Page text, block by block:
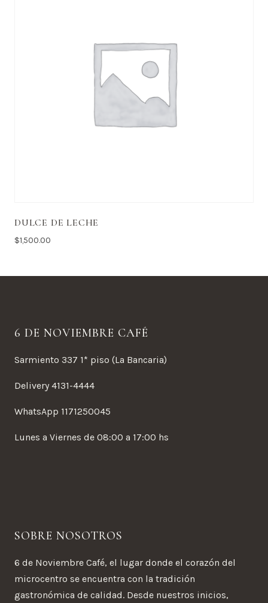
DULCE DE LECHE
$1,500.00
6 DE NOVIEMBRE CAFÉ
Sarmiento 337 1* piso (La Bancaria)
Delivery 4131-4444
WhatsApp 1171250045
Lunes a Viernes de 08:00 a 17:00 hs
SOBRE NOSOTROS
6 de Noviembre Café, el lugar donde el corazón del
microcentro se encuentra con la tradición
gastronómica de calidad. Desde nuestros inicios,